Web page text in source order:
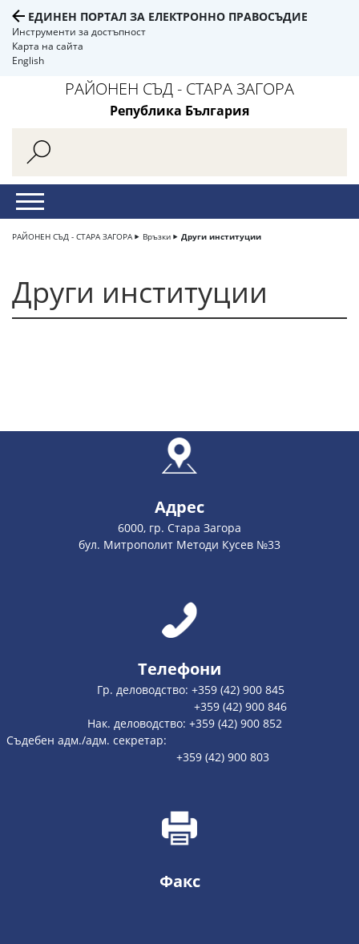
ЕДИНЕН ПОРТАЛ ЗА ЕЛЕКТРОННО ПРАВОСЪДИЕ
Инструменти за достъпност
Карта на сайта
English
РАЙОНЕН СЪД - СТАРА ЗАГОРА
Република България
РАЙОНЕН СЪД - СТАРА ЗАГОРА Връзки Други институции
Други институции
Адрес
6000, гр. Стара Загора
бул. Митрополит Методи Кусев №33
Телефони
Гр. деловодство: +359 (42) 900 845
+359 (42) 900 846
Нак. деловодство: +359 (42) 900 852
Съдебен адм./адм. секретар:
+359 (42) 900 803
Факс